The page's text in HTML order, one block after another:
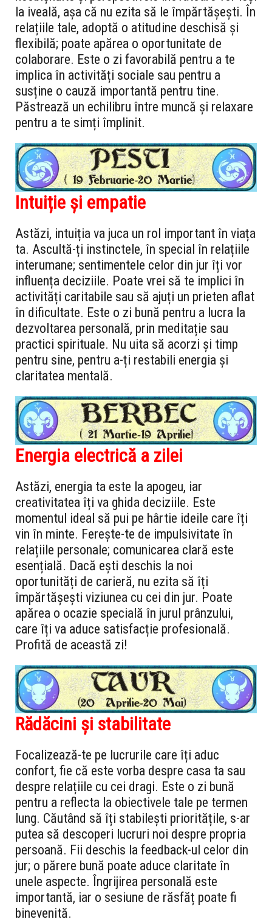
la iveală, așa că nu ezita să le împărtășești. În
relațiile tale, adoptă o atitudine deschisă și
flexibilă; poate apărea o oportunitate de
colaborare. Este o zi favorabilă pentru a te
implica în activități sociale sau pentru a
susține o cauză importantă pentru tine.
Păstrează un echilibru între muncă și relaxare
pentru a te simți împlinit.
Intuiție și empatie
Astăzi, intuiția va juca un rol important în viața
ta. Ascultă-ți instinctele, în special în relațiile
interumane; sentimentele celor din jur îți vor
influența deciziile. Poate vrei să te implici în
activități caritabile sau să ajuți un prieten aflat
în dificultate. Este o zi bună pentru a lucra la
dezvoltarea personală, prin meditație sau
practici spirituale. Nu uita să acorzi și timp
pentru sine, pentru a-ți restabili energia și
claritatea mentală.
Energia electrică a zilei
Astăzi, energia ta este la apogeu, iar
creativitatea îți va ghida deciziile. Este
momentul ideal să pui pe hârtie ideile care îți
vin în minte. Ferește-te de impulsivitate în
relațiile personale; comunicarea clară este
esențială. Dacă ești deschis la noi
oportunități de carieră, nu ezita să îți
împărtășești viziunea cu cei din jur. Poate
apărea o ocazie specială în jurul prânzului,
care îți va aduce satisfacție profesională.
Profită de această zi!
Rădăcini și stabilitate
Focalizează-te pe lucrurile care îți aduc
confort, fie că este vorba despre casa ta sau
despre relațiile cu cei dragi. Este o zi bună
pentru a reflecta la obiectivele tale pe termen
lung. Căutând să îți stabilești prioritățile, s-ar
putea să descoperi lucruri noi despre propria
persoană. Fii deschis la feedback-ul celor din
jur; o părere bună poate aduce claritate în
unele aspecte. Îngrijirea personală este
importantă, iar o sesiune de răsfăț poate fi
binevenită.